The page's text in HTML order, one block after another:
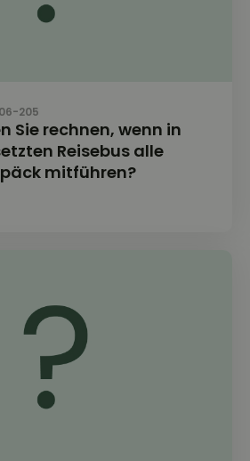
205
Sie rechnen, wenn in
Reisebus alle
mitführen?